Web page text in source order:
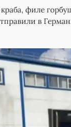
филе
в